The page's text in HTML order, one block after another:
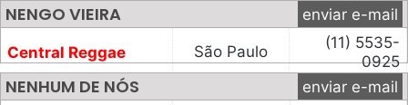
NENGO VIEIRA enviar e-mail
Central Reggae São Paulo
(11) 5535-
0925
NENHUM DE NÓS enviar e-mail